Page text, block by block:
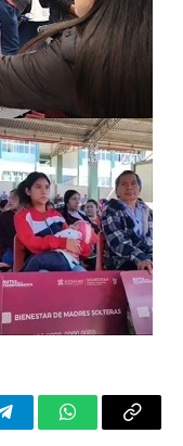
TelegramWhatsApp
Copy